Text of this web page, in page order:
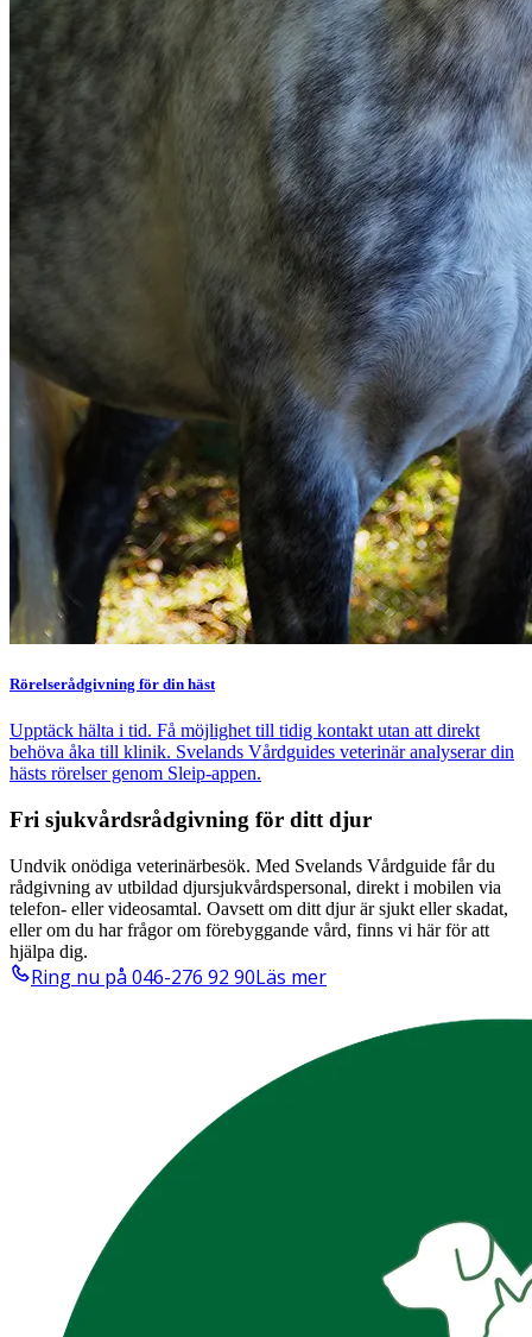
Rörelserådgivning för din häst
Upptäck hälta i tid. Få möjlighet till tidig kontakt utan att direkt
behöva åka till klinik. Svelands Vårdguides veterinär analyserar din
hästs rörelser genom Sleip-appen.
Fri sjukvårdsrådgivning för ditt djur
Undvik onödiga veterinärbesök. Med Svelands Vårdguide får du
rådgivning av utbildad djursjukvårdspersonal, direkt i mobilen via
telefon- eller videosamtal. Oavsett om ditt djur är sjukt eller skadat,
eller om du har frågor om förebyggande vård, finns vi här för att
hjälpa dig.
Ring nu på 046-276 92 90Läs mer